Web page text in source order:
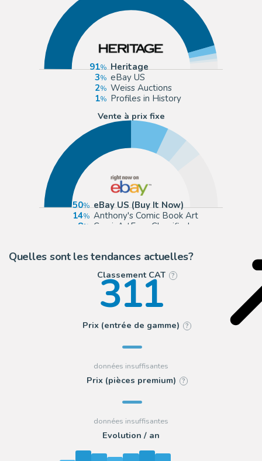
91
Heritage
3
eBay US
2
Weiss Auctions
1
Profiles in History
Vente à prix fixe
50
eBay US (Buy It Now)
14
Anthony's Comic Book Art
8
ComicArtFans Classifieds
Quelles sont les tendances actuelles?
Classement CAT ?
311
Prix (entrée de gamme) ?
Prix (pièces premium) ?
Evolution / an